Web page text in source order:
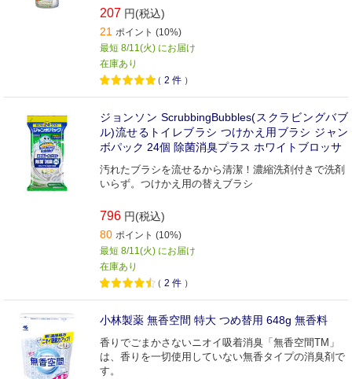
207 円(税込)
21 ポイント (10%)
最短 8/11(火) にお届け
在庫あり
（ 2 件 ）
ジョンソン ScrubbingBubbles(スクラビングバブ
ル)流せるトイレブラシ つけかえ用ブラシ ジャン
ボパック 24個 除菌消臭プラス ホワイトブロッサ
汚れたブラシを流せるから清潔！濃縮洗剤付きで洗剤
いらず。つけかえ用の替えブラシ
796 円(税込)
80 ポイント (10%)
最短 8/11(火) にお届け
在庫あり
（ 2 件 ）
小林製薬 無香空間 特大 つめ替用 648g 無香料
香りでごまかさないニオイ吸着消臭「無香空間TM」
は、香りを一切使用していない無香タイプの消臭剤で
す。